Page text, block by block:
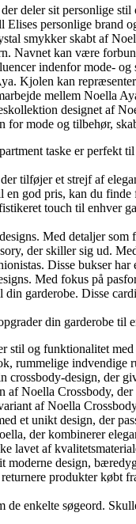
deler sit personlige
personlige brand
smykker skabt af
Navnet kan være
indenfor mode-
Kjolen kan
mellem Noella
designet af
mode og tilbehør,
taske er perfekt
tilføjer et strejf af
god pris, kan du
touch til enhver
Med detaljer
der skiller sig ud.
Disse bukser
Med fokus på
garderobe. Disse
din garderobe
og funktionalitet med
rummelige indvendige
crossbody-design, der
Noella Crossbody,
af Noella
et unikt design, der
der kombinerer
lavet af
design,
produkter købt
de enkelte søgeord.